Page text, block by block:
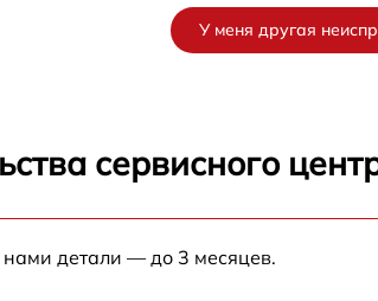
У меня другая
сервисного
нами детали — до 3 месяцев.